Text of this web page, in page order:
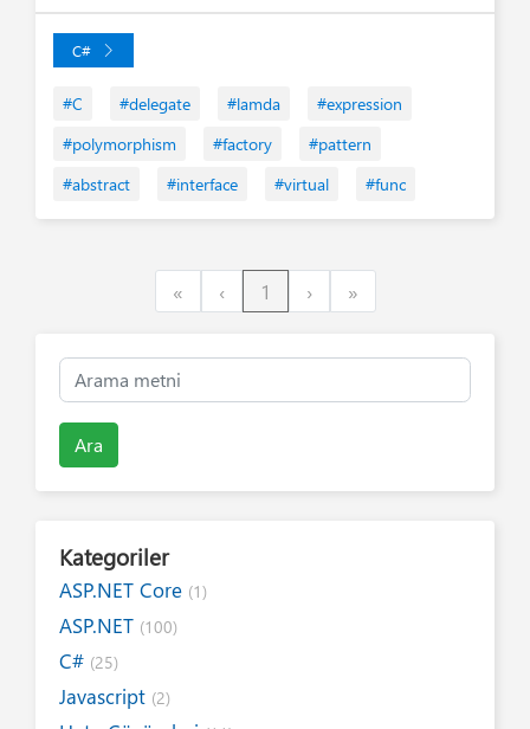
C#
#C #delegate #lamda
#expression
#polymorphism
#factory
#pattern
#abstract
#interface #virtual #func
«First ‹Previous
1 ›Next»Last
Ara
Kategoriler
ASP.NET Core (1)
ASP.NET (100)
C# (25)
Javascript (2)